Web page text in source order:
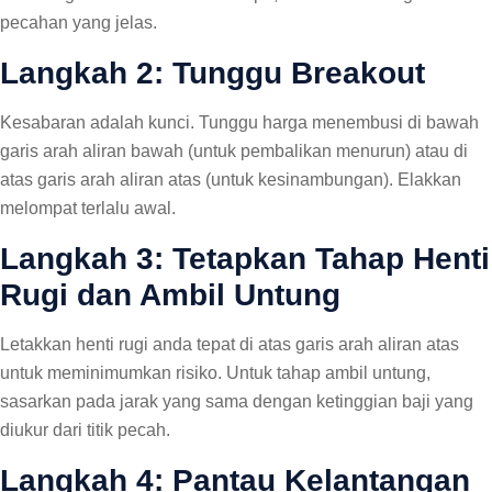
pecahan yang jelas.
Langkah 2: Tunggu Breakout
Kesabaran adalah kunci. Tunggu harga menembusi di bawah
garis arah aliran bawah (untuk pembalikan menurun) atau di
atas garis arah aliran atas (untuk kesinambungan). Elakkan
melompat terlalu awal.
Langkah 3: Tetapkan Tahap Henti
Rugi dan Ambil Untung
Letakkan henti rugi anda tepat di atas garis arah aliran atas
untuk meminimumkan risiko. Untuk tahap ambil untung,
sasarkan pada jarak yang sama dengan ketinggian baji yang
diukur dari titik pecah.
Langkah 4: Pantau Kelantangan